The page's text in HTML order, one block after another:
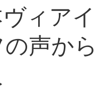
ヴィア
声か